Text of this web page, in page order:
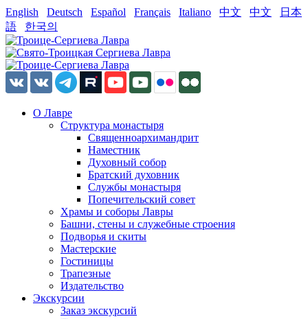
English Deutsch Español Français Italiano 中文 中文
日本
語
한국의
О Лавре
Структура монастыря
Священноархимандрит
Наместник
Духовный собор
Братский духовник
Службы монастыря
Попечительский совет
Храмы и соборы Лавры
Башни, стены и служебные строения
Подворья и скиты
Мастерские
Гостиницы
Трапезные
Издательство
Экскурсии
Заказ экскурсий